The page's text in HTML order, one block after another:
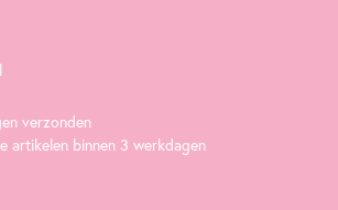
verzonden
artikelen binnen 3 werkdagen